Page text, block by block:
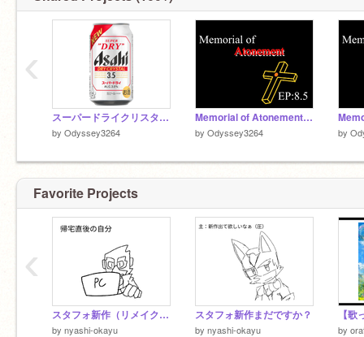
スーパードライクリスタルの声真似
by Odyssey3264
Memorial of Atonement 第八章外伝
by Odyssey3264 by
‹
Favorite Projects
スタフォ新作（リメイクだけど）おめでとう！
by nyashi-okayu
スタフォ新作まだですか？
by nyashi-okayu by
‹